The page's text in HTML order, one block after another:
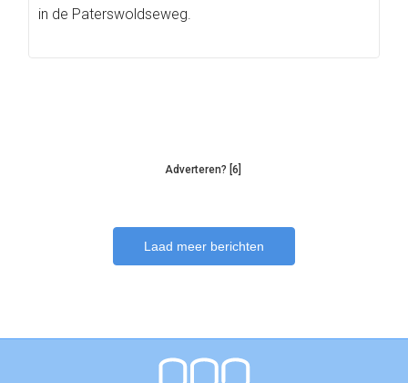
in de Paterswoldseweg.
Adverteren? [6]
Laad meer berichten